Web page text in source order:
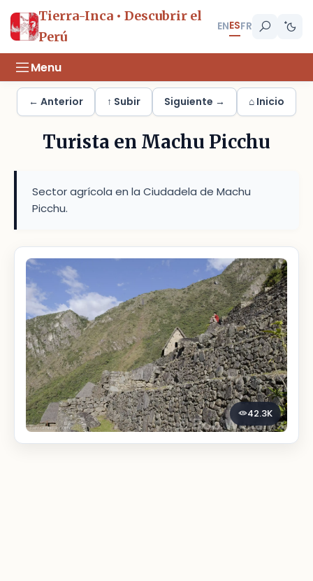
Tierra-Inca • Descubrir el
Perú
ENESFR
Menu
← Anterior ↑ Subir Siguiente → ⌂ Inicio
Turista en Machu Picchu
Sector agrícola en la Ciudadela de Machu
Picchu.
42.3K